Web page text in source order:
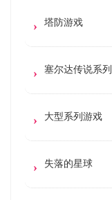
塔防游戏
塞尔达传说系列
大型系列游戏
失落的星球